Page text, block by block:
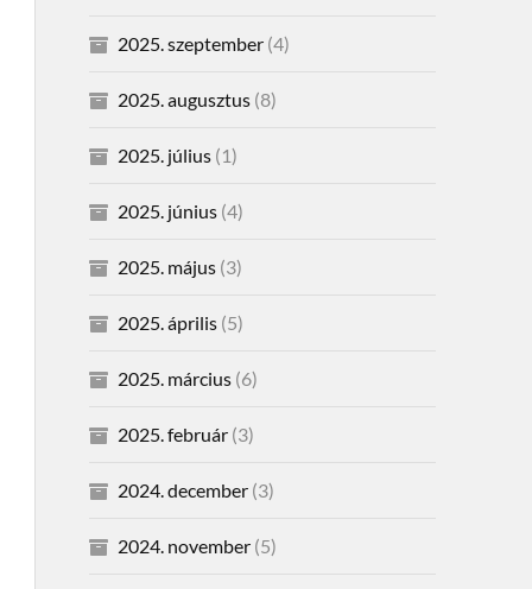
2025. szeptember(4)
2025. augusztus(8)
2025. július(1)
2025. június(4)
2025. május(3)
2025. április(5)
2025. március(6)
2025. február(3)
2024. december(3)
2024. november(5)